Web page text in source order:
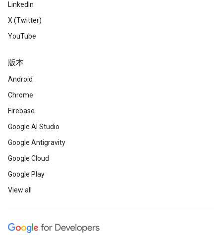
LinkedIn
X (Twitter)
YouTube
版本
Android
Chrome
Firebase
Google AI Studio
Google Antigravity
Google Cloud
Google Play
View all